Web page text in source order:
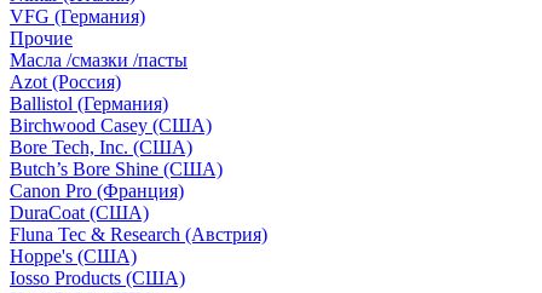
VFG (Германия)
Прочие
Масла /смазки /пасты
Azot (Россия)
Ballistol (Германия)
Birchwood Casey (США)
Bore Tech, Inc. (США)
Butch’s Bore Shine (СШA)
Canon Pro (Франция)
DuraCoat (США)
Fluna Tec & Research (Австрия)
Hoppe's (США)
Iosso Products (США)